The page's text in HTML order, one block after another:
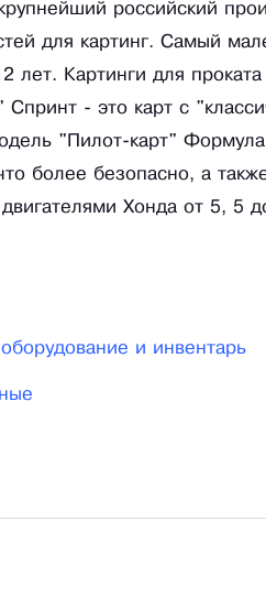
российский
для картинг. Самый
лет. Картинги для
Спринт - это карт с
"Пилот-карт" Формула
более безопасно, а
Хонда от 5, 5
и инвентарь